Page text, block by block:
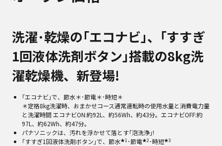
洗濯･乾燥の｢エコナビ｣、｢すすぎ
1回液体洗剤ボタン｣搭載の8kg洗
濯乾燥機、新登場!
｢エコナビ｣で、節水＊･節電＊･時短＊
＊定格8kg洗濯時、おまかせコース通常運転時の使用水量と消費電力量
と洗濯時間 エコナビON:約92L、約56Wh、約43分。エコナビOFF:約
97L、約62Wh、約47分。
パナソニックは、汚れを浮かせて落とす｢泡洗浄｣!
｢すすぎ1回液体洗剤ボタン｣で、節水★1 ･節電★2 ･時短★3